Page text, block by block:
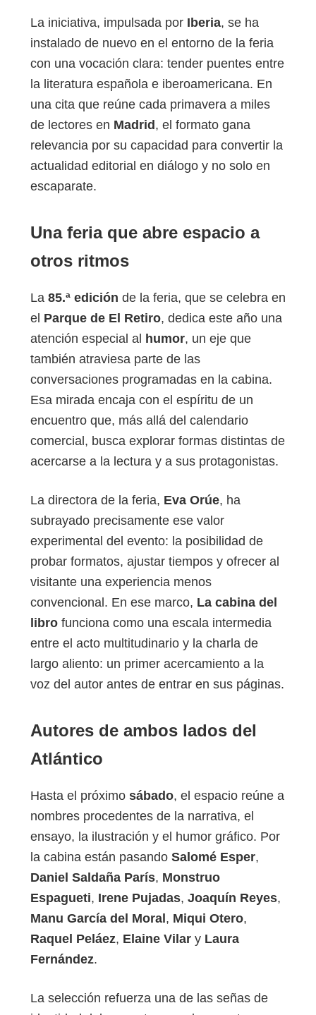
La iniciativa, impulsada por Iberia, se ha
instalado de nuevo en el entorno de la feria
con una vocación clara: tender puentes entre
la literatura española e iberoamericana. En
una cita que reúne cada primavera a miles
de lectores en Madrid, el formato gana
relevancia por su capacidad para convertir la
actualidad editorial en diálogo y no solo en
escaparate.
Una feria que abre espacio a
otros ritmos
La 85.ª edición de la feria, que se celebra en
el Parque de El Retiro, dedica este año una
atención especial al humor, un eje que
también atraviesa parte de las
conversaciones programadas en la cabina.
Esa mirada encaja con el espíritu de un
encuentro que, más allá del calendario
comercial, busca explorar formas distintas de
acercarse a la lectura y a sus protagonistas.
La directora de la feria, Eva Orúe, ha
subrayado precisamente ese valor
experimental del evento: la posibilidad de
probar formatos, ajustar tiempos y ofrecer al
visitante una experiencia menos
convencional. En ese marco, La cabina del
libro funciona como una escala intermedia
entre el acto multitudinario y la charla de
largo aliento: un primer acercamiento a la
voz del autor antes de entrar en sus páginas.
Autores de ambos lados del
Atlántico
Hasta el próximo sábado, el espacio reúne a
nombres procedentes de la narrativa, el
ensayo, la ilustración y el humor gráfico. Por
la cabina están pasando Salomé Esper,
Daniel Saldaña París, Monstruo
Espagueti, Irene Pujadas, Joaquín Reyes,
Manu García del Moral, Miqui Otero,
Raquel Peláez, Elaine Vilar y Laura
Fernández.
La selección refuerza una de las señas de